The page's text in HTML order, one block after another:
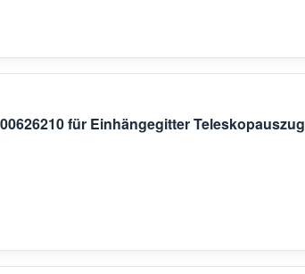
für Einhängegitter Teleskopauszug